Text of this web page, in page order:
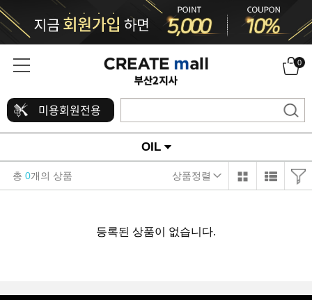
0
미용회원전용
OIL
총 0개의 상품 상품정렬
등록된 상품이 없습니다.